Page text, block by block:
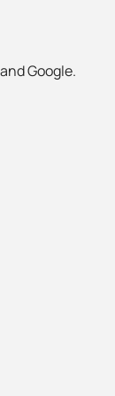
Google.